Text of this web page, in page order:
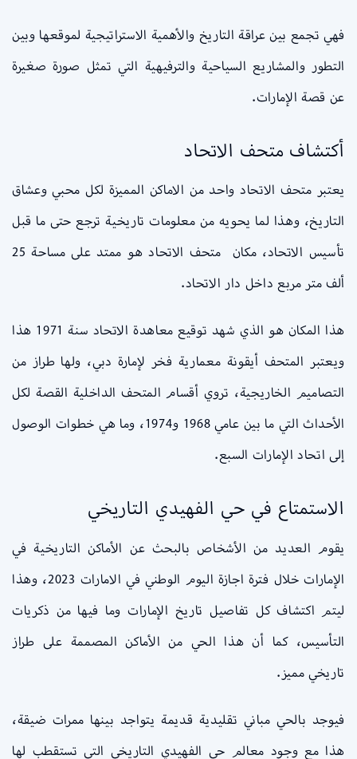
فهي تجمع بين عراقة التاريخ والأهمية الاستراتيجية لموقعها وبين
التطور والمشاريع السياحية والترفيهية التي تمثل صورة صغيرة
عن قصة الإمارات.
أكتشاف متحف الاتحاد
يعتبر متحف الاتحاد واحد من الاماكن المميزة لكل محبي وعشاق
التاريخ، وهذا لما يحويه من معلومات تاريخية ترجع حتى ما قبل
تأسيس الاتحاد، مكان متحف الاتحاد هو ممتد على مساحة 25
ألف متر مربع داخل دار الاتحاد.
هذا المكان هو الذي شهد توقيع معاهدة الاتحاد سنة 1971 هذا
ويعتبر المتحف أيقونة معمارية فخر لإمارة دبي، ولها طراز من
التصاميم الخاريجية، تروي أقسام المتحف الداخلية القصة لكل
الأحداث التي ما بين عامي 1968 و1974، وما هي خطوات الوصول
إلى اتحاد الإمارات السبع.
الاستمتاع في حي الفهيدي التاريخي
يقوم العديد من الأشخاص بالبحث عن الأماكن التاريخية في
الإمارات خلال فترة اجازة اليوم الوطني في الامارات 2023، وهذا
ليتم اكتشاف كل تفاصيل تاريخ الإمارات وما فيها من ذكريات
التأسيس، كما أن هذا الحي من الأماكن المصممة على طراز
تاريخي مميز.
فيوجد بالحي مباني تقليدية قديمة يتواجد بينها ممرات ضيقة،
هذا مع وجود معالم حي الفهيدي التاريخي التي تستقطب لها